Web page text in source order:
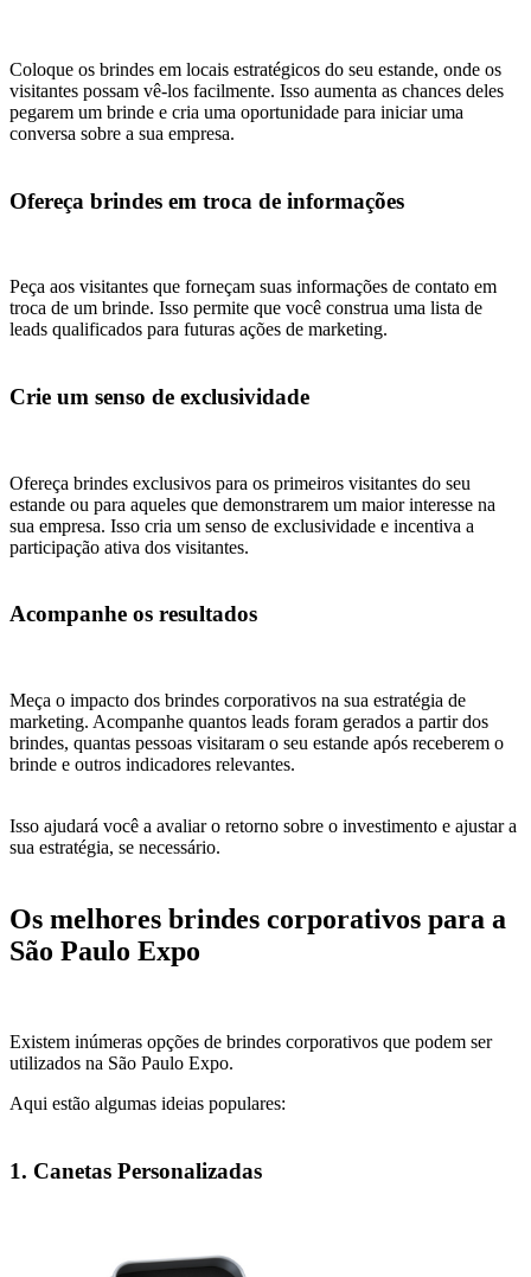
Coloque os brindes em locais estratégicos do seu estande, onde os
visitantes possam vê-los facilmente. Isso aumenta as chances deles
pegarem um brinde e cria uma oportunidade para iniciar uma
conversa sobre a sua empresa.
Ofereça brindes em troca de informações
Peça aos visitantes que forneçam suas informações de contato em
troca de um brinde. Isso permite que você construa uma lista de
leads qualificados para futuras ações de marketing.
Crie um senso de exclusividade
Ofereça brindes exclusivos para os primeiros visitantes do seu
estande ou para aqueles que demonstrarem um maior interesse na
sua empresa. Isso cria um senso de exclusividade e incentiva a
participação ativa dos visitantes.
Acompanhe os resultados
Meça o impacto dos brindes corporativos na sua estratégia de
marketing. Acompanhe quantos leads foram gerados a partir dos
brindes, quantas pessoas visitaram o seu estande após receberem o
brinde e outros indicadores relevantes.
Isso ajudará você a avaliar o retorno sobre o investimento e ajustar a
sua estratégia, se necessário.
Os melhores brindes corporativos para a
São Paulo Expo
Existem inúmeras opções de brindes corporativos que podem ser
utilizados na São Paulo Expo.
Aqui estão algumas ideias populares:
1. Canetas Personalizadas